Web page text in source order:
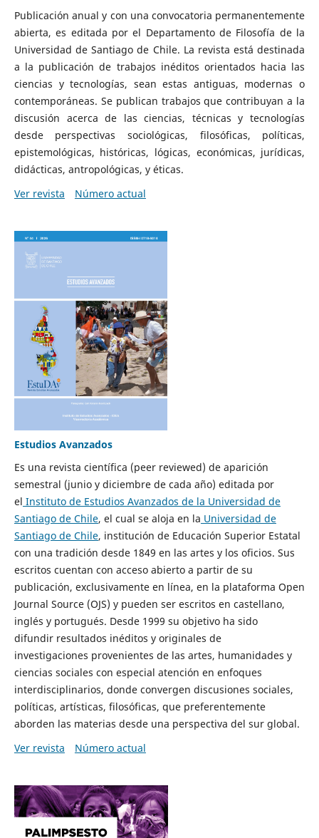
Publicación anual y con una convocatoria permanentemente
abierta, es editada por el Departamento de Filosofía de la
Universidad de Santiago de Chile. La revista está destinada
a la publicación de trabajos inéditos orientados hacia las
ciencias y tecnologías, sean estas antiguas, modernas o
contemporáneas. Se publican trabajos que contribuyan a la
discusión acerca de las ciencias, técnicas y tecnologías
desde perspectivas sociológicas, filosóficas, políticas,
epistemológicas, históricas, lógicas, económicas, jurídicas,
didácticas, antropológicas, y éticas.
Ver revista
Número actual
Estudios Avanzados
Es una revista científica (peer reviewed) de aparición
semestral (junio y diciembre de cada año) editada por
el Instituto de Estudios Avanzados de la Universidad de
Santiago de Chile, el cual se aloja en la Universidad de
Santiago de Chile, institución de Educación Superior Estatal
con una tradición desde 1849 en las artes y los oficios. Sus
escritos cuentan con acceso abierto a partir de su
publicación, exclusivamente en línea, en la plataforma Open
Journal Source (OJS) y pueden ser escritos en castellano,
inglés y portugués. Desde 1999 su objetivo ha sido
difundir resultados inéditos y originales de
investigaciones provenientes de las artes, humanidades y
ciencias sociales con especial atención en enfoques
interdisciplinarios, donde convergen discusiones sociales,
políticas, artísticas, filosóficas, que preferentemente
aborden las materias desde una perspectiva del sur global.
Ver revista
Número actual